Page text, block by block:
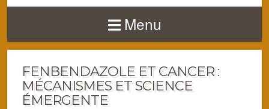
Menu
FENBENDAZOLE ET CANCER :
MÉCANISMES ET SCIENCE
ÉMERGENTE